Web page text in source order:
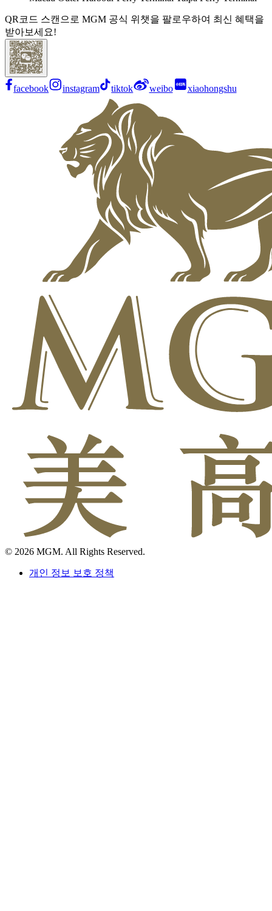
QR코드 스캔으로 MGM 공식 위챗을 팔로우하여 최신 혜택을
받아보세요!
facebook instagram tiktok weibo xiaohongshu
© 2026 MGM. All Rights Reserved.
개인 정보 보호 정책